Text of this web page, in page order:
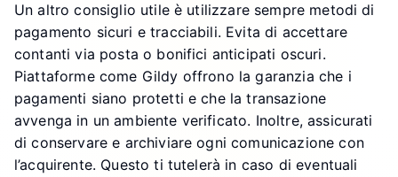
Un altro consiglio utile è utilizzare sempre metodi di
pagamento sicuri e tracciabili. Evita di accettare
contanti via posta o bonifici anticipati oscuri.
Piattaforme come Gildy offrono la garanzia che i
pagamenti siano protetti e che la transazione
avvenga in un ambiente verificato. Inoltre, assicurati
di conservare e archiviare ogni comunicazione con
l’acquirente. Questo ti tutelerà in caso di eventuali